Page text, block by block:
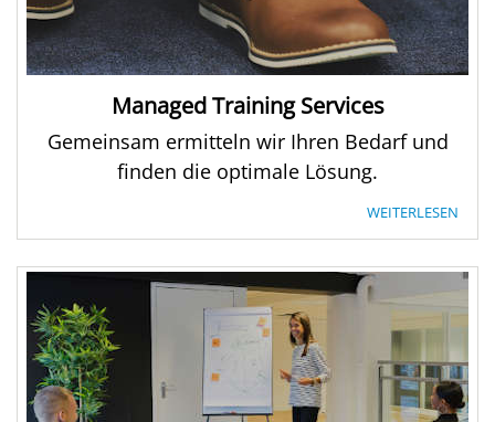
Managed Training Services
Gemeinsam ermitteln wir Ihren Bedarf und
finden die optimale Lösung.
WEITERLESEN